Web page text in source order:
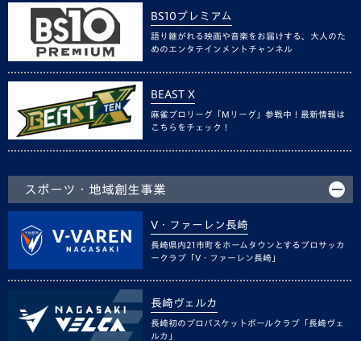
BS10プレミアム
語り継がれる映画や音楽をお届けする、大人のた
めのエンタテインメントチャンネル
BEAST X
麻雀プロリーグ「Mリーグ」参戦中！最新情報は
こちらをチェック！
スポーツ・地域創生事業
V・ファーレン長崎
長崎県内21市町をホームタウンとするプロサッカ
ークラブ「V・ファーレン長崎」
長崎ヴェルカ
長崎初のプロバスケットボールクラブ「長崎ヴェ
ルカ」